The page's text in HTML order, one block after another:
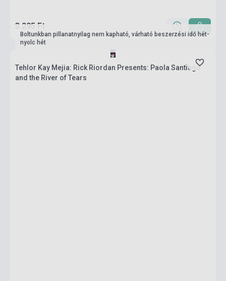
3 295 Ft
Boltunkban pillanatnyilag nem kapható, várható beszerzési idő hét-
nyolc hét
Tehlor Kay Mejia: Rick Riordan Presents: Paola Santiago
and the River of Tears